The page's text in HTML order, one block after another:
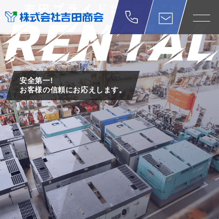
安全第一!
お客様の信頼にお応えします。
安全第一!
お客様の信頼にお応えします。
安全第一!
お客様の信頼にお応えします。
安全第一!
お客様の信頼にお応えします。
安全第一!
お客様の信頼にお応えします。